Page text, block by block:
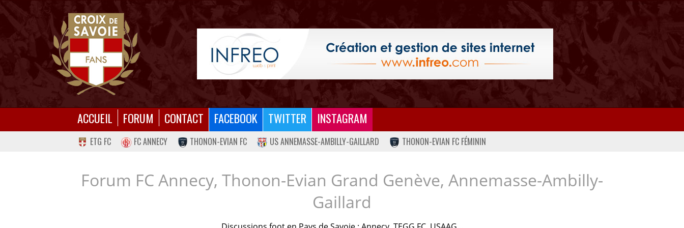
ACCUEIL FORUM CONTACT FACEBOOK TWITTER INSTAGRAM
ETG FC FC ANNECY THONON-EVIAN FC US ANNEMASSE-AMBILLY-GAILLARD THONON-EVIAN FC FÉMININ
Forum FC Annecy, Thonon-Evian Grand Genève, Annemasse-Ambilly-
Gaillard